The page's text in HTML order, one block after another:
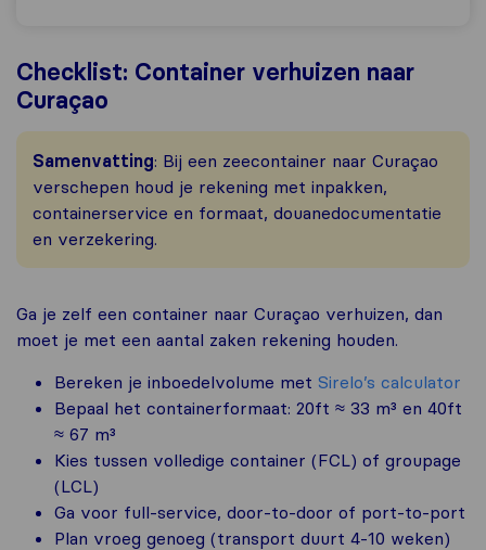
Checklist: Container verhuizen naar
Curaçao
Samenvatting: Bij een zeecontainer naar Curaçao
verschepen houd je rekening met inpakken,
containerservice en formaat, douanedocumentatie
en verzekering.
Ga je zelf een container naar Curaçao verhuizen, dan
moet je met een aantal zaken rekening houden.
Bereken je inboedelvolume met Sirelo’s calculator
Bepaal het containerformaat: 20ft ≈ 33 m³ en 40ft
≈ 67 m³
Kies tussen volledige container (FCL) of groupage
(LCL)
Ga voor full-service, door-to-door of port-to-port
Plan vroeg genoeg (transport duurt 4-10 weken)